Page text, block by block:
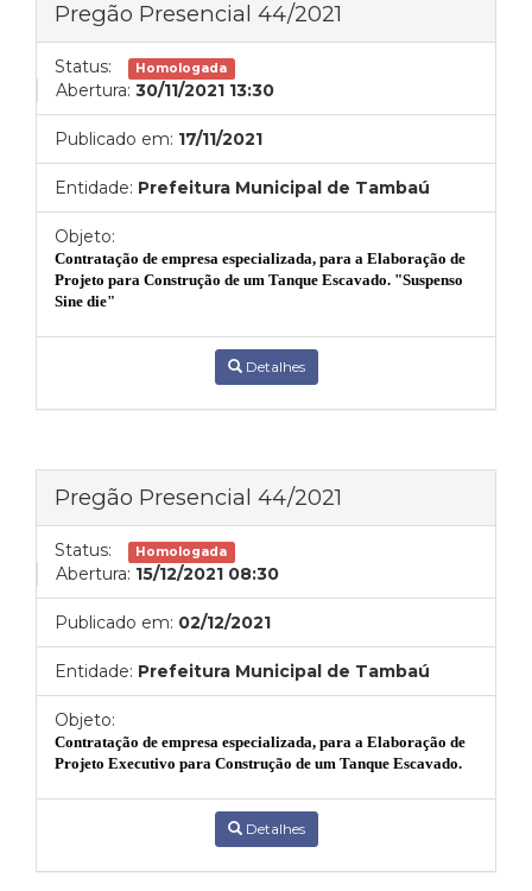
Pregão Presencial 44/2021
Status: Homologada
Abertura: 30/11/2021 13:30
Publicado em: 17/11/2021
Entidade: Prefeitura Municipal de Tambaú
Objeto:
Contratação de empresa especializada, para a Elaboração de
Projeto para Construção de um Tanque Escavado. "Suspenso
Sine die"
Detalhes
Pregão Presencial 44/2021
Status: Homologada
Abertura: 15/12/2021 08:30
Publicado em: 02/12/2021
Entidade: Prefeitura Municipal de Tambaú
Objeto:
Contratação de empresa especializada, para a Elaboração de
Projeto Executivo para Construção de um Tanque Escavado.
Detalhes